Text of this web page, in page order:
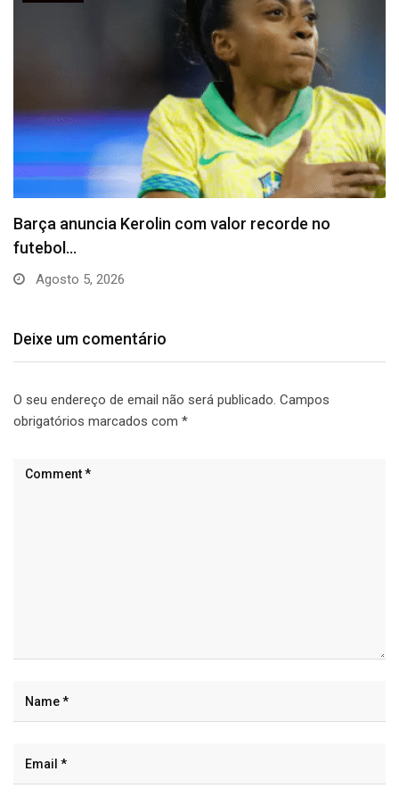
Vitória puxa histórico de Abel e questiona
declaração…
Julho 31, 2026
Deixe um comentário
O seu endereço de email não será publicado. Campos
obrigatórios marcados com *